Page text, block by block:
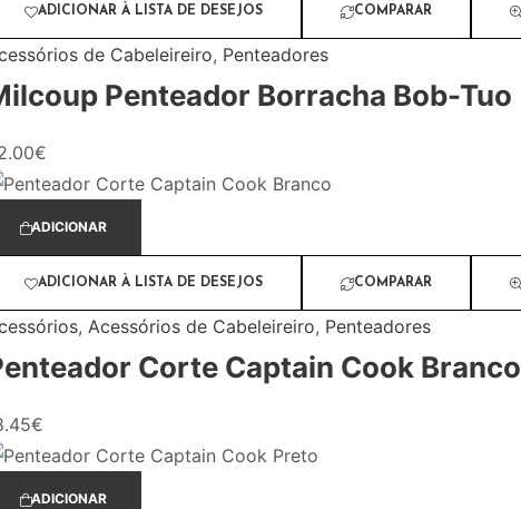
ADICIONAR À LISTA DE DESEJOS COMPARAR
de Cabeleireiro, Penteadores
Penteador Borracha Bob-Tuo
€
ADICIONAR
ADICIONAR À LISTA DE DESEJOS COMPARAR
, Acessórios de Cabeleireiro, Penteadores
Corte Captain Cook Branco
€
ADICIONAR